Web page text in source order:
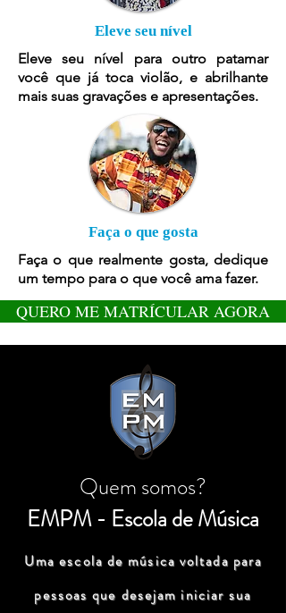
Eleve seu nível
Eleve seu nível para outro patamar
você que já toca violão, e abrilhante
mais suas gravações e apresentações.
Faça o que gosta
Faça o que realmente gosta, dedique
um tempo para o que você ama fazer.
QUERO ME MATRÍCULAR AGORA
Quem somos?
EMPM - Escola de Música
Uma escola de música voltada para
pessoas que desejam iniciar sua